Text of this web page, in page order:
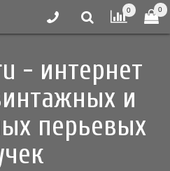
0 0
- интернет
и
перьевых